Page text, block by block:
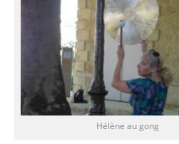
Hélène au gong